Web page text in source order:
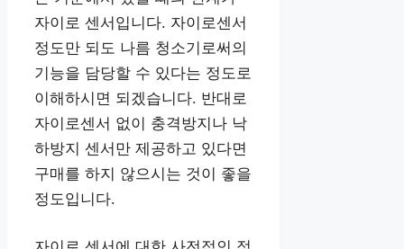
자이로 센서입니다. 자이로센서
정도만 되도 나름 청소기로써의
기능을 담당할 수 있다는 정도로
이해하시면 되겠습니다. 반대로
자이로센서 없이 충격방지나 낙
하방지 센서만 제공하고 있다면
구매를 하지 않으시는 것이 좋을
정도입니다.